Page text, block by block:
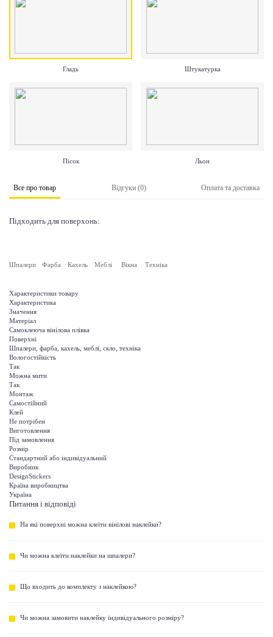
Гладь Штукатурка
Пісок Льон
Все про товар Відгуки (0) Оплата та доставка
Підходить для поверхонь:
Шпалери Фарба Кахель Меблі Вікна Техніка
Характеристики товару
Характеристика
Значення
Матеріал
Самоклеюча вінілова плівка
Поверхні
Шпалери, фарба, кахель, меблі, скло, техніка
Вологостійкість
Так
Можна мити
Так
Монтаж
Самостійний
Клей
Не потрібен
Виготовлення
Під замовлення
Розмір
Стандартний або індивідуальний
Виробник
DesignStickers
Країна виробництва
Україна
Питання і відповіді
На які поверхні можна клеїти вінілові наклейки?
Чи можна клеїти наклейки на шпалери?
Що входить до комплекту з наклейкою?
Чи можна замовити наклейку індивідуального розміру?